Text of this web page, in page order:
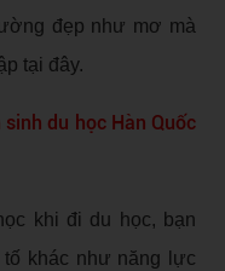
đẹp như mơ mà
tại đây.
sinh du học Hàn Quốc
khi đi du học, bạn
khác như năng lực